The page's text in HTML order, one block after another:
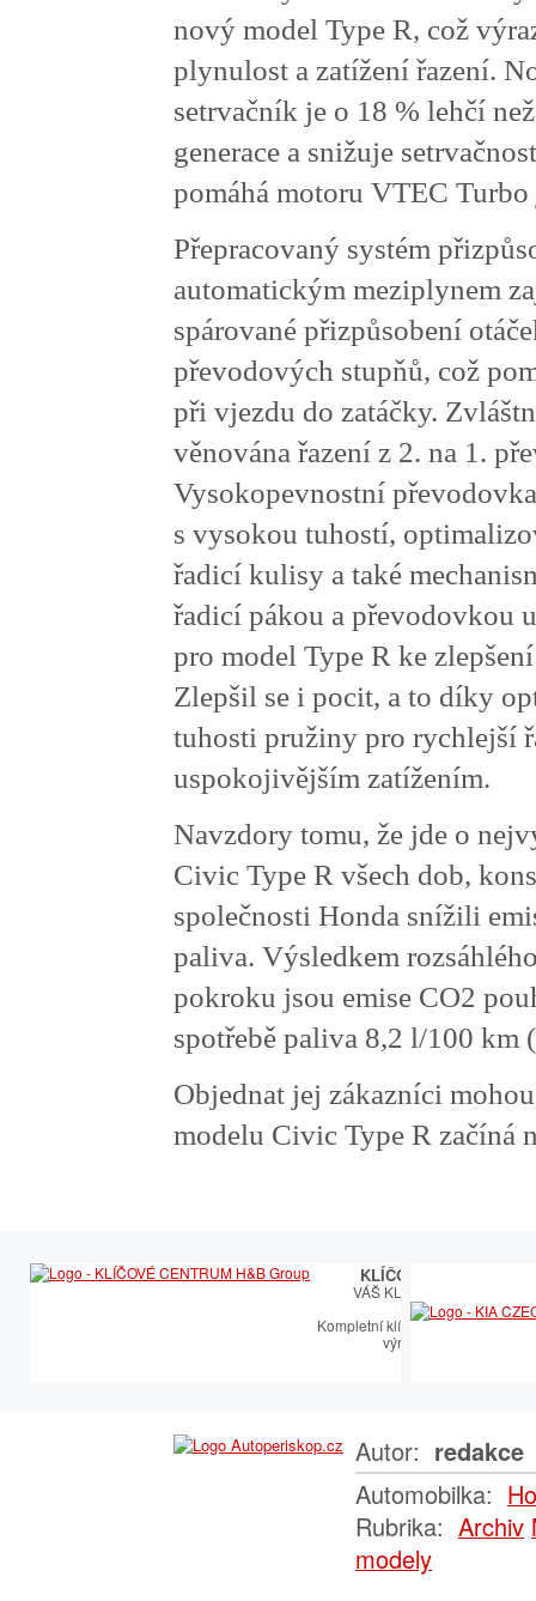
nový model Type R, což
plynulost a zatížení řazení.
setrvačník je o 18 % lehčí
generace a snižuje
pomáhá motoru VTEC Turbo
Přepracovaný systém
automatickým meziplynem
spárované přizpůsobení
převodových stupňů, což
při vjezdu do zatáčky.
věnována řazení z 2. na 1.
Vysokopevnostní
s vysokou tuhostí,
řadicí kulisy a také
řadicí pákou a převodovkou
pro model Type R ke
Zlepšil se i pocit, a to díky
tuhosti pružiny pro rychlejší
uspokojivějším zatížením.
Navzdory tomu, že jde o
Civic Type R všech dob,
společnosti Honda snížili
paliva. Výsledkem
pokroku jsou emise CO2
spotřebě paliva 8,2 l/100 km
Objednat jej zákazníci
modelu Civic Type R začíná
KLÍČOVÉ CENTRUM
VÁŠ KLÍČOVÝ PARTNER
Kompletní klíčařský sortiment
výroby autoklíčů
Autor: redakce
Automobilka:
Rubrika: Archiv
modely